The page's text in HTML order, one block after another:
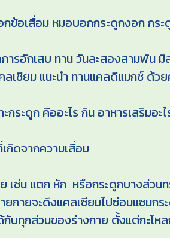
อเสื่อม หมอบอกกระดูกงอก กระ
ารอักเสบ ทาน วันละสองสามพัน มิ
ลเซียม แนะนำ ทานแคลดีแมกซ์ ด้ว
กระดูก คืออะไร กิน อาหารเสริมอะ
กิดจากความเสื่อม
เช่น แตก หัก หรือกระดูกบางส่วน
ยกายจะดึงแคลเซียมไปซ่อมแซม
บทุกส่วนของร่างกาย ตั้งแต่กะโห